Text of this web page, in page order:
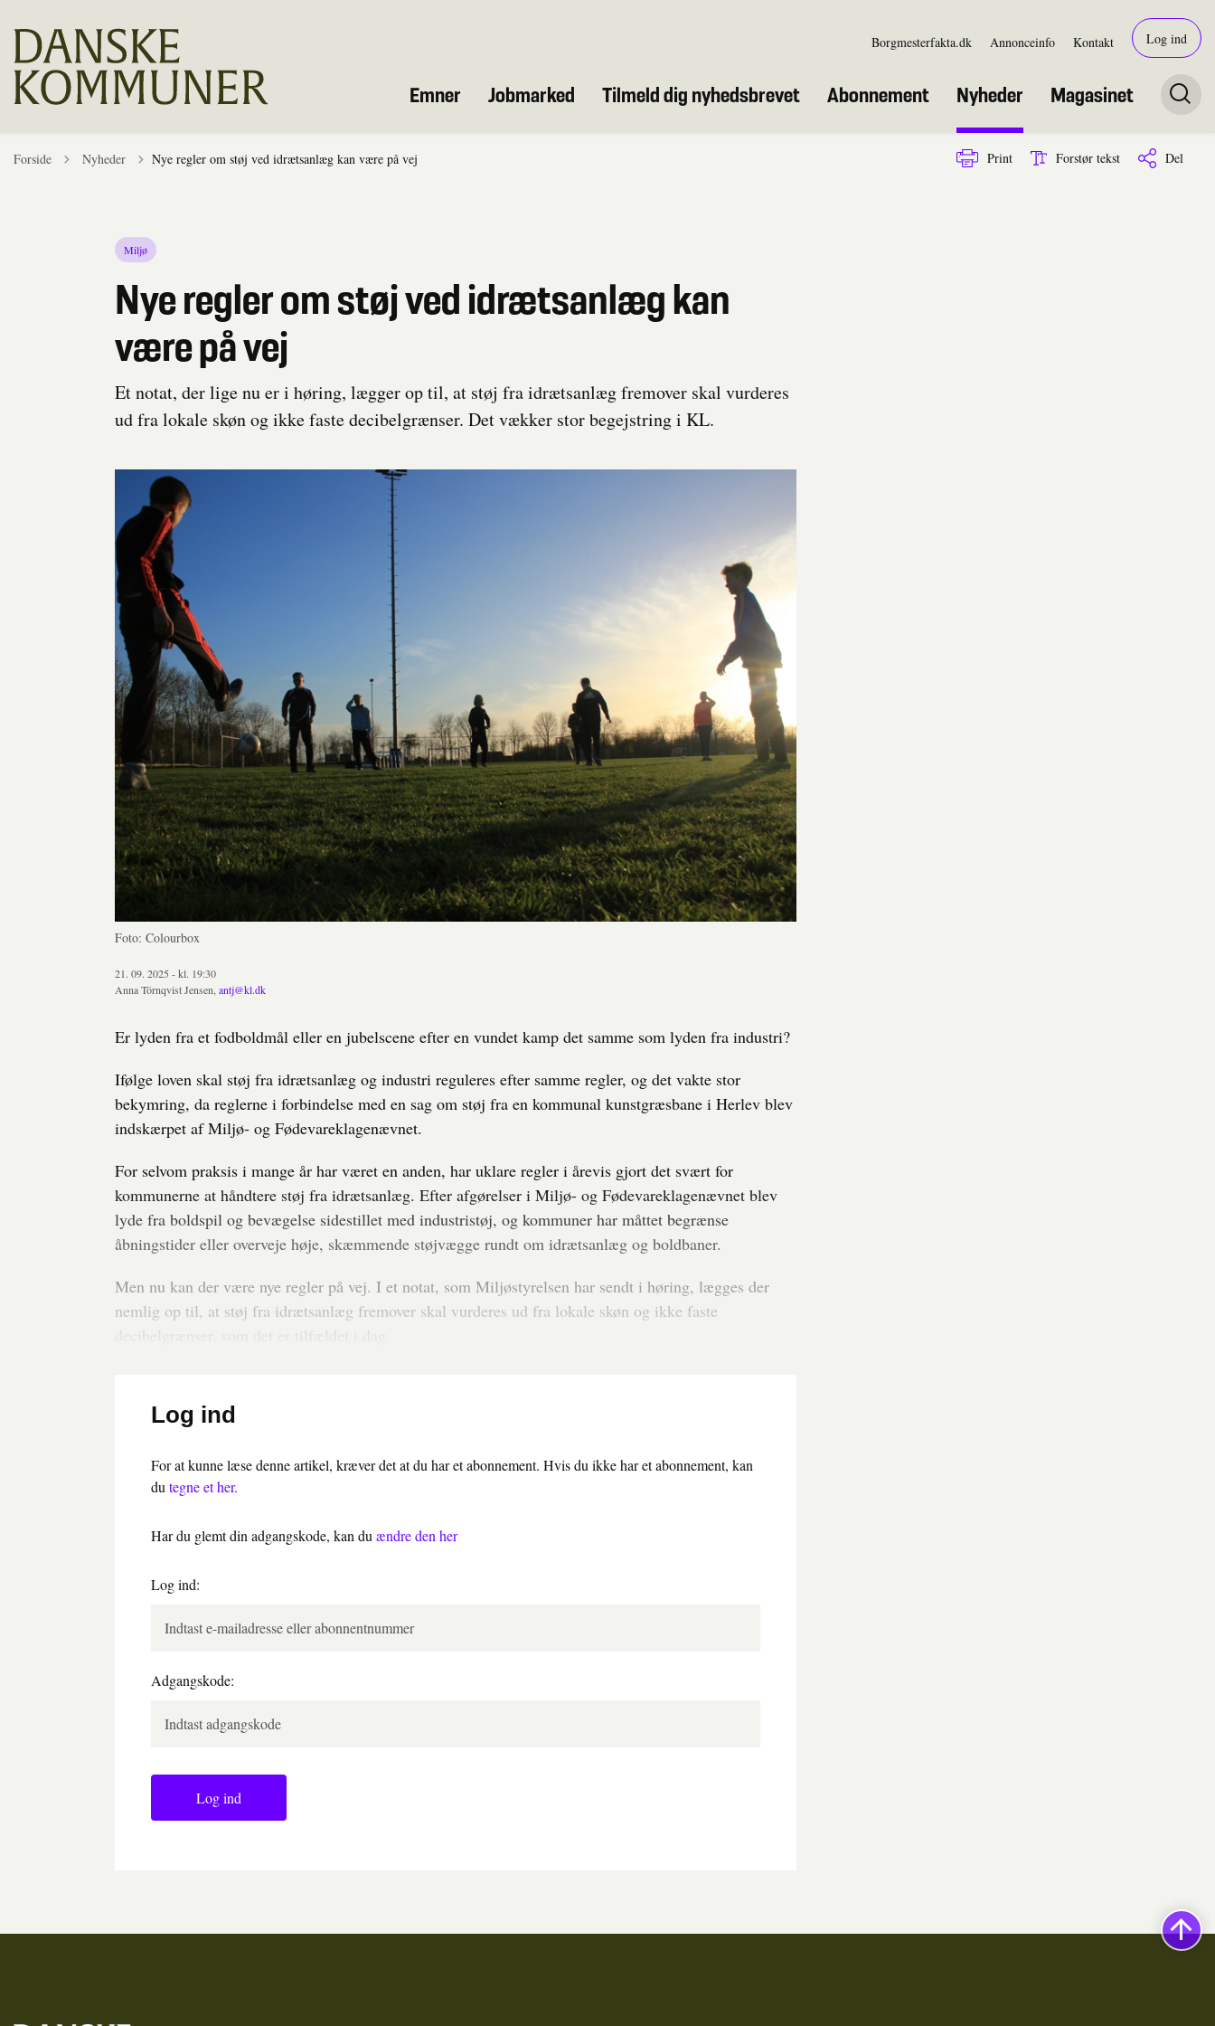
Borgmesterfakta.dk Annonceinfo Kontakt Log ind
Emner Jobmarked Tilmeld dig nyhedsbrevet Abonnement Nyheder Magasinet
Forside Tilbage til
Nyheder Nye regler om støj ved idrætsanlæg kan være på vej Print Forstør tekst Del
Miljø
Nye regler om støj ved idrætsanlæg kan
være på vej
Et notat, der lige nu er i høring, lægger op til, at støj fra idrætsanlæg fremover skal vurderes
ud fra lokale skøn og ikke faste decibelgrænser. Det vækker stor begejstring i KL.
Foto: Colourbox
21. 09. 2025 - kl. 19:30
Anna Törnqvist Jensen, antj@kl.dk
Er lyden fra et fodboldmål eller en jubelscene efter en vundet kamp det samme som lyden fra industri?
Ifølge loven skal støj fra idrætsanlæg og industri reguleres efter samme regler, og det vakte stor
bekymring, da reglerne i forbindelse med en sag om støj fra en kommunal kunstgræsbane i Herlev blev
indskærpet af Miljø- og Fødevareklagenævnet.
For selvom praksis i mange år har været en anden, har uklare regler i årevis gjort det svært for
kommunerne at håndtere støj fra idrætsanlæg. Efter afgørelser i Miljø- og Fødevareklagenævnet blev
lyde fra boldspil og bevægelse sidestillet med industristøj, og kommuner har måttet begrænse
åbningstider eller overveje høje, skæmmende støjvægge rundt om idrætsanlæg og boldbaner.
Men nu kan der være nye regler på vej. I et notat, som Miljøstyrelsen har sendt i høring, lægges der
nemlig op til, at støj fra idrætsanlæg fremover skal vurderes ud fra lokale skøn og ikke faste
Log ind
For at kunne læse denne artikel, kræver det at du har et abonnement. Hvis du ikke har et abonnement, kan
du tegne et her.
Har du glemt din adgangskode, kan du ændre den her
Log ind:
Adgangskode:
Log ind